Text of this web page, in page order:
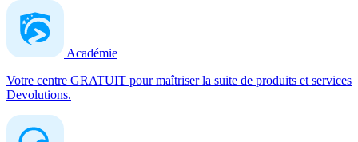
Académie
Votre centre GRATUIT pour maîtriser la suite de produits et services
Devolutions.